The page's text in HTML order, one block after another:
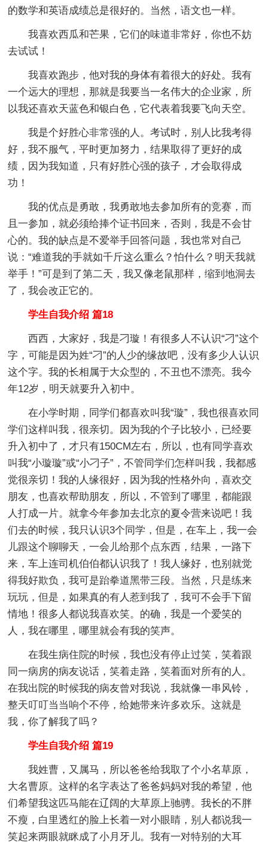
的数学和英语成绩总是很好的。当然，语文也一样。
我喜欢西瓜和芒果，它们的味道非常好，你也不妨
去试试！
我喜欢跑步，他对我的身体有着很大的好处。我有
一个远大的理想，那就是我要当一名伟大的企业家，所
以我还喜欢天蓝色和银白色，它代表着我要飞向天空。
我是个好胜心非常强的人。考试时，别人比我考得
好，我不服气，平时更加努力，结果取得了更好的成
绩，因为我知道，只有好胜心强的孩子，才会取得成
功！
我的优点是勇敢，我勇敢地去参加所有的竞赛，而
且一参加，就必须给捧个证书回来，否则，我是不会甘
心的。我的缺点是不爱举手回答问题，我也常对自己
说：“难道我的手就如千斤这么重么？怕什么？明天我就
举手！”可是到了第二天，我又像老鼠那样，缩到地洞去
了，我会改正它的。
学生自我介绍 篇18
西西，大家好，我是刁璇！有很多人不认识“刁”这个
字，可能是因为姓“刁”的人少的缘故吧，没有多少人认识
这个字。我的长相属于大众型的，不丑也不漂亮。我今
年12岁，明天就要升入初中。
在小学时期，同学们都喜欢叫我“璇”，我也很喜欢同
学们这样叫我，很亲切。因为我的个子比较小，已经要
升入初中了，才只有150CM左右，所以，也有同学喜欢
叫我“小璇璇”或“小刁子”，不管同学们怎样叫我，我都感
觉很亲切！我的人缘很好，因为我的性格外向，喜欢交
朋友，也喜欢帮助朋友，所以，不管到了哪里，都能跟
人打成一片。就拿今年参加去北京的夏令营来说吧！我
们去的时候，我只认识3个同学，但是，在车上，我一会
儿跟这个聊聊天，一会儿给那个点东西，结果，一路下
来，车上连司机伯伯都认识我了！我人缘好，也别就觉
得我好欺负，我可是跆拳道黑带三段。当然，只是练来
玩玩，但是，如果真的有人惹到我了，我可不会手下留
情地！很多人都说我喜欢笑。的确，我是一个爱笑的
人，我在哪里，哪里就会有我的笑声。
在我生病住院的时候，我也没有停止过笑，笑着跟
同一病房的病友说话，笑着走路，笑着面对所有的人。
在我出院的时候我的病友曾对我说，我就像一串风铃，
整天叮叮当当响个不停，给她带来许多欢乐。这就是
我，你了解我了吗？
学生自我介绍 篇19
我姓曹，又属马，所以爸爸给我取了个小名草原，
大名曹原。这样的名字表达了爸爸妈妈对我的希望，他
们希望我这匹马能在辽阔的大草原上驰骋。我长的不胖
不瘦，白里透红的脸上长着一对小眼睛，别人都说我一
笑起来两眼就眯成了小月牙儿。我有一对特别的大耳